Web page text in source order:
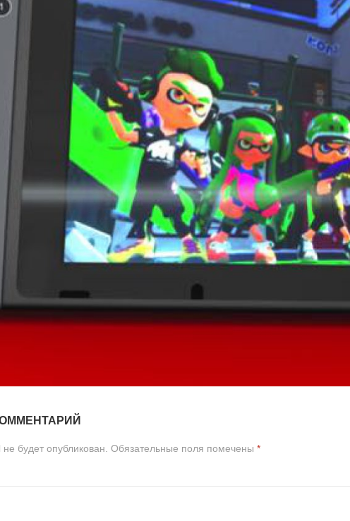
будет опубликован. Обязательные поля помечены *